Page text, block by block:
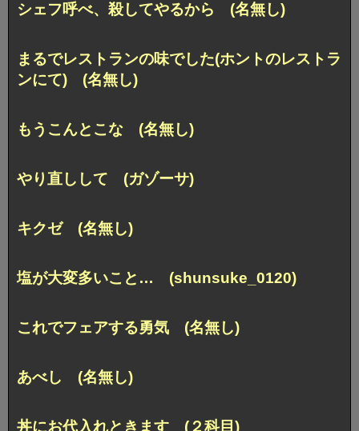
シェフ呼べ、殺してやるから (名無し)
まるでレストランの味でした(ホントのレストラ
ンにて) (名無し)
もうこんとこな (名無し)
やり直しして (ガゾーサ)
キクゼ (名無し)
塩が大変多いこと… (shunsuke_0120)
これでフェアする勇気 (名無し)
あべし (名無し)
丼にお代入れときます (２科目)